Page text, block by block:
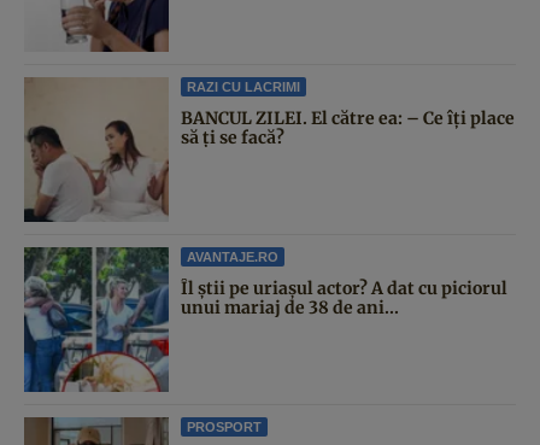
RAZI CU LACRIMI
BANCUL ZILEI. El către ea: – Ce îți place
să ți se facă?
AVANTAJE.RO
Îl știi pe uriașul actor? A dat cu piciorul
unui mariaj de 38 de ani...
PROSPORT